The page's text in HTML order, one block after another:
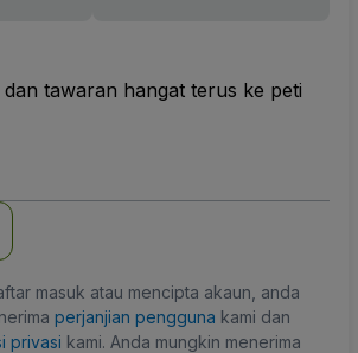
tawaran hangat terus ke peti
masuk atau mencipta akaun, anda
perjanjian pengguna kami dan
privasi kami. Anda mungkin menerima